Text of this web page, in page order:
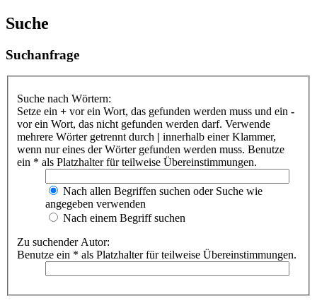
Suche
Suchanfrage
Suche nach Wörtern:
Setze ein + vor ein Wort, das gefunden werden muss und ein -
vor ein Wort, das nicht gefunden werden darf. Verwende
mehrere Wörter getrennt durch | innerhalb einer Klammer,
wenn nur eines der Wörter gefunden werden muss. Benutze
ein * als Platzhalter für teilweise Übereinstimmungen.
Nach allen Begriffen suchen oder Suche wie
angegeben verwenden
Nach einem Begriff suchen
Zu suchender Autor:
Benutze ein * als Platzhalter für teilweise Übereinstimmungen.